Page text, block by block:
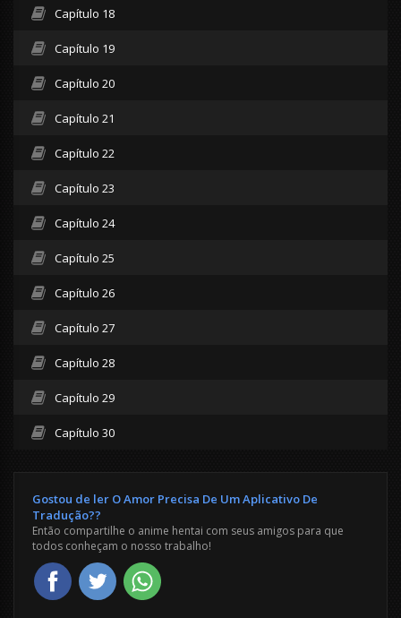
Capítulo 18
Capítulo 19
Capítulo 20
Capítulo 21
Capítulo 22
Capítulo 23
Capítulo 24
Capítulo 25
Capítulo 26
Capítulo 27
Capítulo 28
Capítulo 29
Capítulo 30
Gostou de ler O Amor Precisa De Um Aplicativo De
Tradução??
Então compartilhe o anime hentai com seus amigos para que
todos conheçam o nosso trabalho!